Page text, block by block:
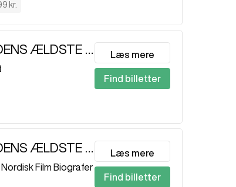
kr.
JAGTEN PÅ VERDENS ÆLDSTE DNA Læs mere
Find billetter
JAGTEN PÅ VERDENS ÆLDSTE DNA EKSTRA
Nordisk Film Biografer
Læs mere
Find billetter